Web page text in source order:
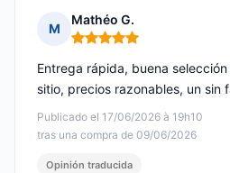
M
Mathéo G.
Nota: 5 de 5
Publicado el 17/06/2026 à 19h10
tras una compra de 09/06/2026
Entrega rápida, buena
sitio, precios razonables, un sin
Opinión traducida